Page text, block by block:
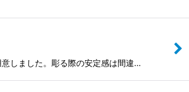
しました。彫る際の安定感は間違…